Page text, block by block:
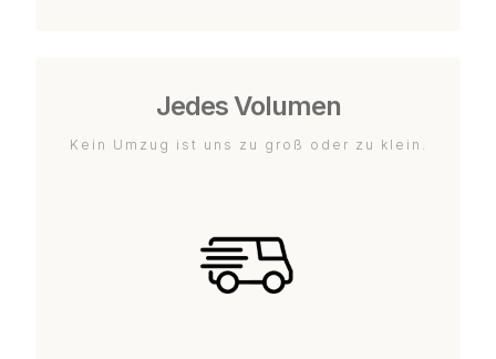
Jedes Volumen
Kein Umzug ist uns zu groß oder zu klein.